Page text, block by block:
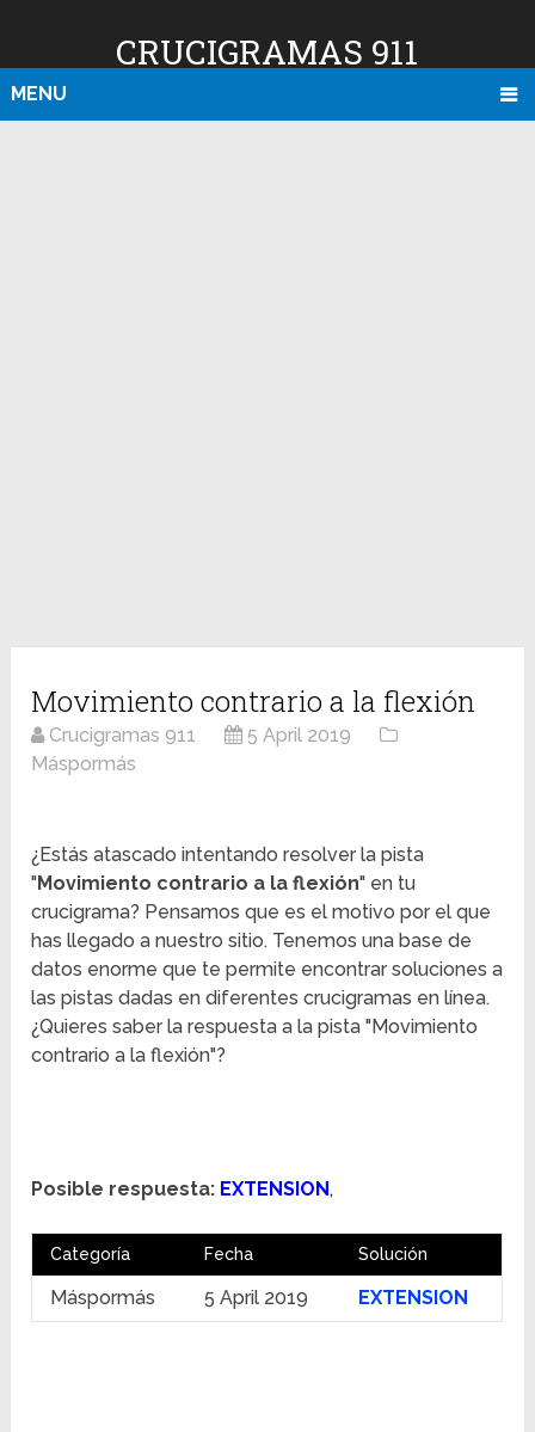
CRUCIGRAMAS 911
MENU
Movimiento contrario a la flexión
Crucigramas 911
5 April 2019
Máspormás
¿Estás atascado intentando resolver la pista
"Movimiento contrario a la flexión" en tu
crucigrama? Pensamos que es el motivo por el que
has llegado a nuestro sitio. Tenemos una base de
datos enorme que te permite encontrar soluciones a
las pistas dadas en diferentes crucigramas en línea.
¿Quieres saber la respuesta a la pista "Movimiento
contrario a la flexión"?
Posible respuesta: EXTENSION,
Categoría Fecha Solución
Máspormás 5 April 2019 EXTENSION